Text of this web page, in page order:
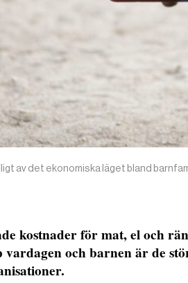
av det ekonomiska läget bland
kostnader för mat, el och
vardagen och barnen är de